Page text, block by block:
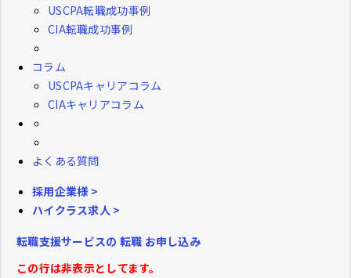
USCPA転職成功事例
CIA転職成功事例
コラム
USCPAキャリアコラム
CIAキャリアコラム
よくある質問
採用企業様 >
ハイクラス求人 >
転職支援サービスの 転職 お申し込み
この行は非表示としてます。